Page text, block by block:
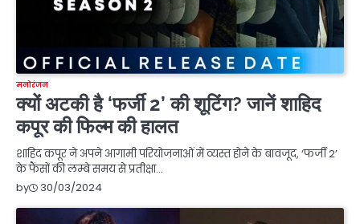
मनोरंजन
क्यों अटकी है ‘फर्जी 2’ की शूटिंग? जानें शाहिद
कपूर की फिल्म की हालत
शाहिद कपूर ने अपने आगामी परियोजनाओं में व्यस्त होने के बावजूद, ‘फर्जी 2’
के फैंसों की लम्बे समय से प्रतीक्षा…
by
30/03/2024